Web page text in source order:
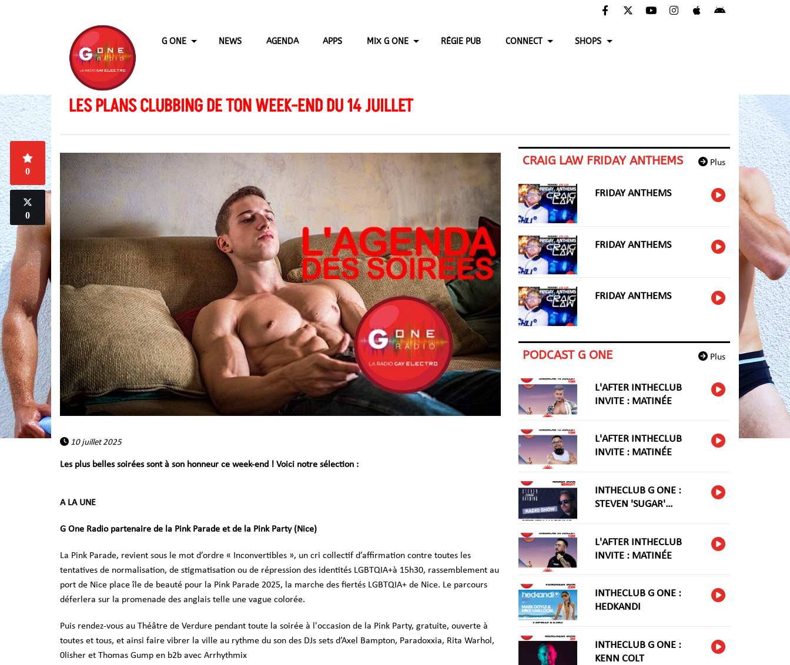
G ONE NEWS AGENDA APPS MIX G ONE RÉGIE PUB CONNECT SHOPS
LES PLANS CLUBBING DE TON WEEK-END DU 14 JUILLET
0
0
10 juillet 2025
Les plus belles soirées sont à son honneur ce week-end ! Voici notre sélection :
A LA UNE
G One Radio partenaire de la Pink Parade et de la Pink Party (Nice)
La Pink Parade, revient sous le mot d’ordre « Inconvertibles », un cri collectif d’affirmation contre toutes les
tentatives de normalisation, de stigmatisation ou de répression des identités LGBTQIA+à 15h30, rassemblement au
port de Nice place île de beauté pour la Pink Parade 2025, la marche des fiertés LGBTQIA+ de Nice. Le parcours
déferlera sur la promenade des anglais telle une vague colorée.
Puis rendez-vous au Théâtre de Verdure pendant toute la soirée à l'occasion de la Pink Party, gratuite, ouverte à
toutes et tous, et ainsi faire vibrer la ville au rythme du son des DJs sets d’Axel Bampton, Paradoxxia, Rita Warhol,
0lisher et Thomas Gump en b2b avec Arrhythmix
Plus
CRAIG LAW FRIDAY ANTHEMS
FRIDAY ANTHEMS
FRIDAY ANTHEMS
FRIDAY ANTHEMS
Plus
PODCAST G ONE
L'AFTER INTHECLUB
INVITE : MATINÉE
L'AFTER INTHECLUB
INVITE : MATINÉE
INTHECLUB G ONE :
STEVEN 'SUGAR'
L'AFTER INTHECLUB
INVITE : MATINÉE
INTHECLUB G ONE :
HEDKANDI
INTHECLUB G ONE :
KENN COLT